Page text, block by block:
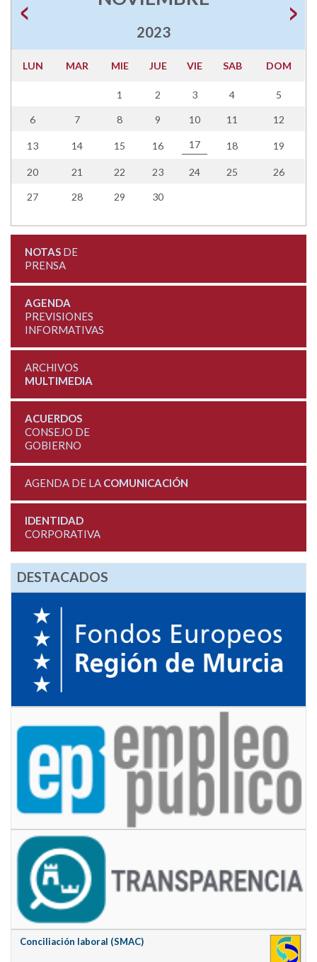
2023
LUN MAR MIE JUE VIE SAB DOM
1 2 3 4 5
6 7 8 9 10 11 12
13 14 15 16 17 18 19
20 21 22 23 24 25 26
27 28 29 30
NOTASDE
PRENSA
AGENDA
PREVISIONES
INFORMATIVAS
ARCHIVOS
MULTIMEDIA
ACUERDOS
CONSEJO DE
GOBIERNO
AGENDA DE LA COMUNICACIÓN
IDENTIDAD
CORPORATIVA
DESTACADOS
Conciliación laboral (SMAC)